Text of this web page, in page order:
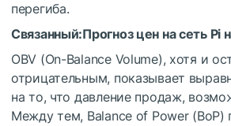
перегиба.
Связанный:Прогноз цен на сеть Pi
OBV (On-Balance Volume), хотя и
отрицательным, показывает
на то, что давление продаж,
Между тем, Balance of Power (BoP)